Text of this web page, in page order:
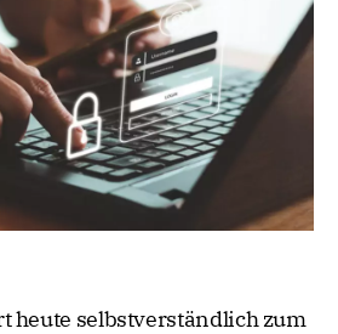
heute selbstverständlich zum